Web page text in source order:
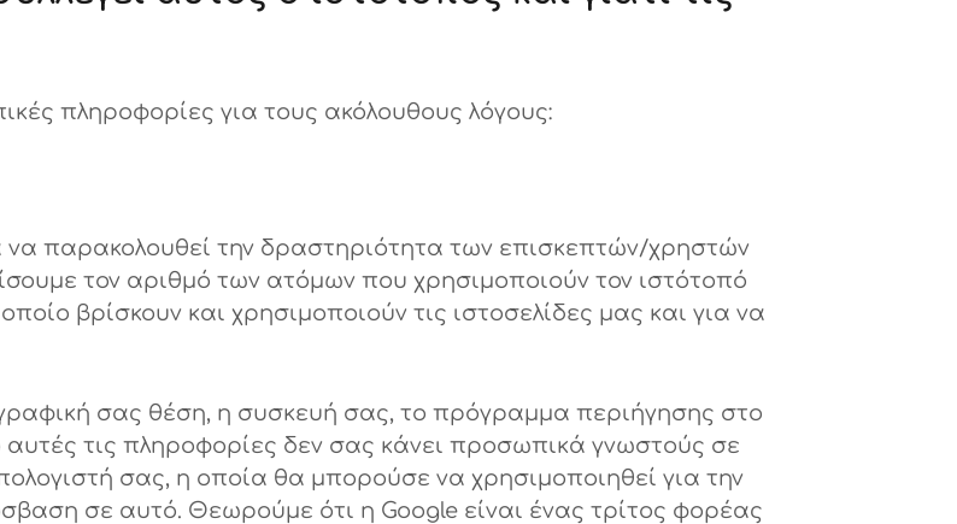
πληροφορίες για τους ακόλουθους λόγους:
να παρακολουθεί την δραστηριότητα των επισκεπτών/χρηστών
τον αριθμό των ατόμων που χρησιμοποιούν τον ιστότοπό
βρίσκουν και χρησιμοποιούν τις ιστοσελίδες μας και για να
σας θέση, η συσκευή σας, το πρόγραμμα περιήγησης στο
τις πληροφορίες δεν σας κάνει προσωπικά γνωστούς σε
σας, η οποία θα μπορούσε να χρησιμοποιηθεί για την
σε αυτό. Θεωρούμε ότι η Google είναι ένας τρίτος φορέας